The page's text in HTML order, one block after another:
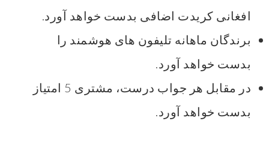
افغانی کریدت اضافی بدست خواهد آورد.
برندگان ماهانه تلیفون های هوشمند را
بدست خواهد آورد.
در مقابل هر جواب درست، مشتری 5 امتیاز
بدست خواهد آورد.